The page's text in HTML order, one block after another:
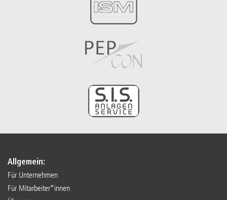
Allgemein:
Für Unternehmen
Für Mitarbeiter*innen